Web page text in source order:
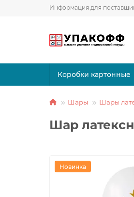
Информация для
Коробки картонные
Шары Шары
Шар
Новинка